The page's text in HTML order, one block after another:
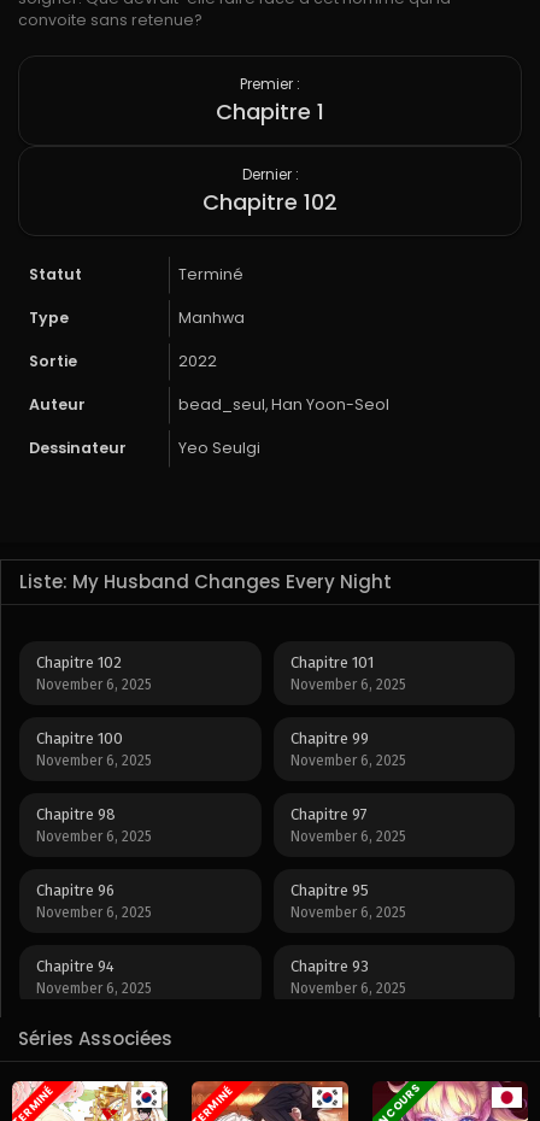
convoite sans retenue?
Premier :
Chapitre 1
Dernier :
Chapitre 102
Statut Terminé
Type Manhwa
Sortie 2022
Auteur bead_seul, Han Yoon-Seol
Dessinateur Yeo Seulgi
Liste: My Husband Changes Every Night
Chapitre 102
November 6, 2025
Chapitre 101
November 6, 2025
Chapitre 100
November 6, 2025
Chapitre 99
November 6, 2025
Chapitre 98
November 6, 2025
Chapitre 97
November 6, 2025
Chapitre 96
November 6, 2025
Chapitre 95
November 6, 2025
Chapitre 94
November 6, 2025
Chapitre 93
November 6, 2025
Chapitre 92
November 6, 2025 November 6, 2025
Séries Associées
TERMINÉ TERMINÉ EN COURS